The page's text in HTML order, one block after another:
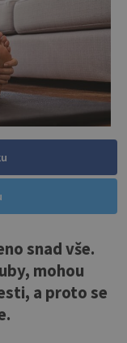
snad vše.
mohou
a proto se